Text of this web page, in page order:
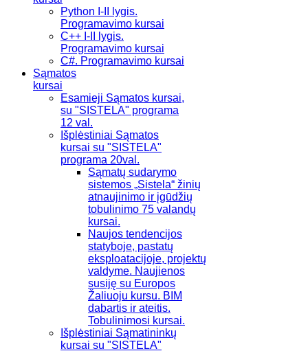
Python I-II lygis.
Programavimo kursai
C++ I-II lygis.
Programavimo kursai
C#. Programavimo kursai
Sąmatos
kursai
Esamieji Sąmatos kursai,
su "SISTELA" programa
12 val.
Išplėstiniai Sąmatos
kursai su "SISTELA"
programa 20val.
Sąmatų sudarymo
sistemos „Sistela“ žinių
atnaujinimo ir įgūdžių
tobulinimo 75 valandų
kursai.
Naujos tendencijos
statyboje, pastatų
eksploatacijoje, projektų
valdyme. Naujienos
susiję su Europos
Žaliuoju kursu. BIM
dabartis ir ateitis.
Tobulinimosi kursai.
Išplėstiniai Sąmatininkų
kursai su "SISTELA"